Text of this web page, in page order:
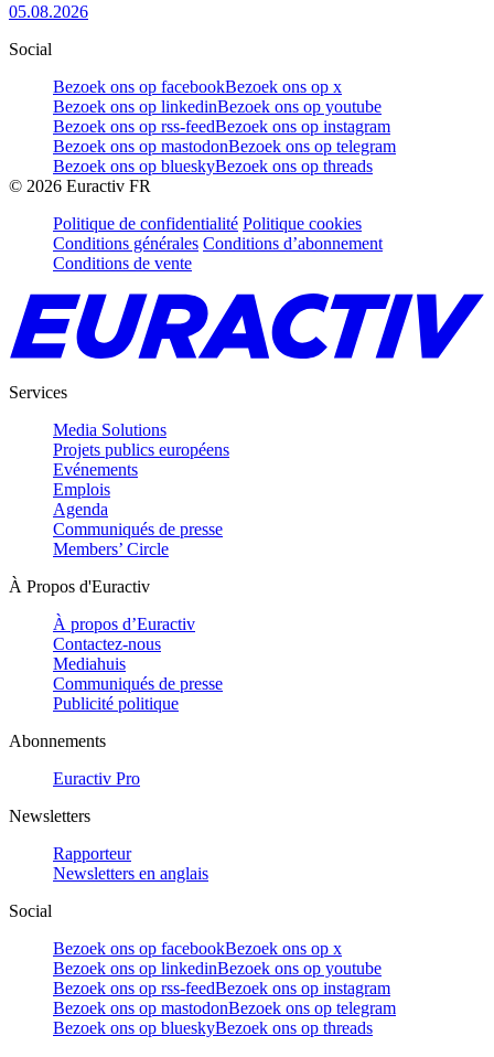
05.08.2026
Social
Bezoek ons op facebookBezoek ons op x
Bezoek ons op linkedinBezoek ons op youtube
Bezoek ons op rss-feedBezoek ons op instagram
Bezoek ons op mastodonBezoek ons op telegram
Bezoek ons op blueskyBezoek ons op threads
© 2026 Euractiv FR
Politique de confidentialité Politique cookies
Conditions générales Conditions d’abonnement
Conditions de vente
Services
Media Solutions
Projets publics européens
Evénements
Emplois
Agenda
Communiqués de presse
Members’ Circle
À Propos d'Euractiv
À propos d’Euractiv
Contactez-nous
Mediahuis
Communiqués de presse
Publicité politique
Abonnements
Euractiv Pro
Newsletters
Rapporteur
Newsletters en anglais
Social
Bezoek ons op facebookBezoek ons op x
Bezoek ons op linkedinBezoek ons op youtube
Bezoek ons op rss-feedBezoek ons op instagram
Bezoek ons op mastodonBezoek ons op telegram
Bezoek ons op blueskyBezoek ons op threads